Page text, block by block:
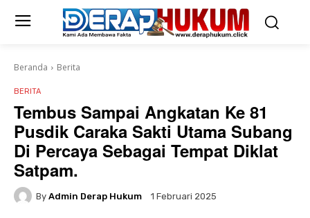
Beranda Berita
BERITA
Tembus Sampai Angkatan Ke 81
Pusdik Caraka Sakti Utama Subang
Di Percaya Sebagai Tempat Diklat
Satpam.
By Admin Derap Hukum 1 Februari 2025